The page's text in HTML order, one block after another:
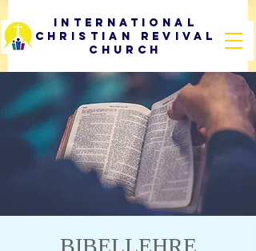
International
Christian Revival
Church
BIBELLEHRE